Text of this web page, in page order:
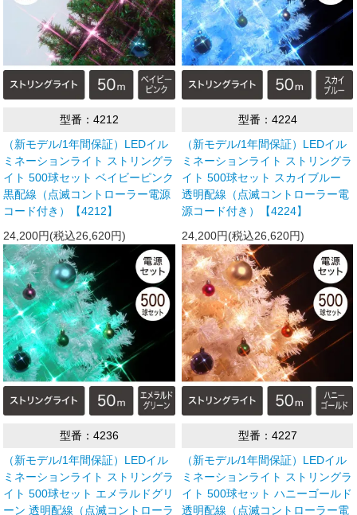
型番：4212
（新モデル/1年間保証）LEDイル
ミネーションライト ストリングラ
イト 500球セット ベイビーピンク
黒配線（点滅コントローラー電源
コード付き）【4212】
24,200円(税込26,620円)
型番：4224
（新モデル/1年間保証）LEDイル
ミネーションライト ストリングラ
イト 500球セット スカイブルー
透明配線（点滅コントローラー電
源コード付き）【4224】
24,200円(税込26,620円)
型番：4236
（新モデル/1年間保証）LEDイル
ミネーションライト ストリングラ
イト 500球セット エメラルドグリ
ーン 透明配線（点滅コントローラ
型番：4227
（新モデル/1年間保証）LEDイル
ミネーションライト ストリングラ
イト 500球セット ハニーゴールド
透明配線（点滅コントローラー電